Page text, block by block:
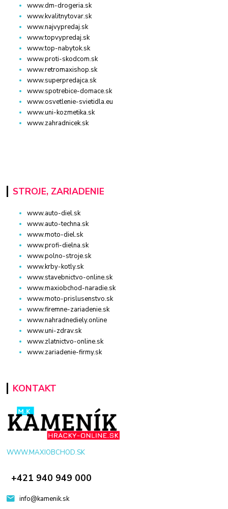
www.dm-drogeria.sk
www.kvalitnytovar.sk
www.najvypredaj.sk
www.topvypredaj.sk
www.top-nabytok.sk
www.proti-skodcom.sk
www.retromaxishop.sk
www.superpredajca.sk
www.spotrebice-domace.sk
www.osvetlenie-svietidla.eu
www.uni-kozmetika.sk
www.zahradnicek.sk
STROJE, ZARIADENIE
www.auto-diel.sk
www.auto-techna.sk
www.moto-diel.sk
www.profi-dielna.sk
www.polno-stroje.sk
www.krby-kotly.sk
www.stavebnictvo-online.sk
www.maxiobchod-naradie.sk
www.moto-prislusenstvo.sk
www.firemne-zariadenie.sk
www.nahradnediely.online
www.uni-zdrav.sk
www.zlatnictvo-online.sk
www.zariadenie-firmy.sk
KONTAKT
WWW.MAXIOBCHOD.SK
+421 940 949 000
info@kamenik.sk